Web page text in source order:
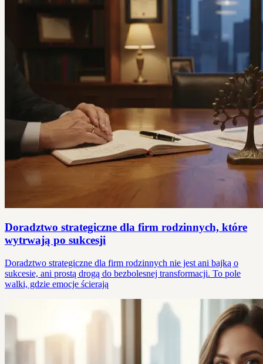
Doradztwo strategiczne dla firm rodzinnych, które
wytrwają po sukcesji
Doradztwo strategiczne dla firm rodzinnych nie jest ani bajką o
sukcesie, ani prostą drogą do bezbolesnej transformacji. To pole
walki, gdzie emocje ścierają